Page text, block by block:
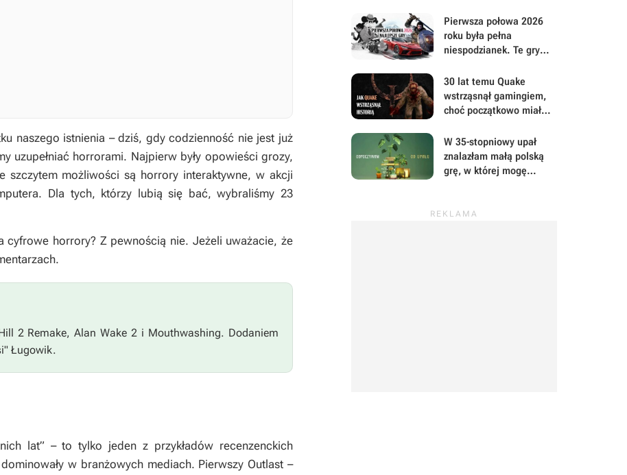
naszego istnienia – dziś, gdy codzienność nie jest już
uzupełniać horrorami. Najpierw były opowieści grozy,
szczytem możliwości są horrory interaktywne, w akcji
Dla tych, którzy lubią się bać, wybraliśmy 23
cyfrowe horrory? Z pewnością nie. Jeżeli uważacie, że
2 Remake, Alan Wake 2 i Mouthwashing. Dodaniem
Ługowik.
lat” – to tylko jeden z przykładów recenzenckich
w branżowych mediach. Pierwszy Outlast –
graczami
Pierwsza połowa 2026
roku była pełna
niespodzianek. Te gry
uwagę i Wasz czas
30 lat temu Quake
wstrząsnął gamingiem,
choć początkowo miał
W 35-stopniowy upał
znalazłam małą polską
grę, w której mogę
wszystkiego